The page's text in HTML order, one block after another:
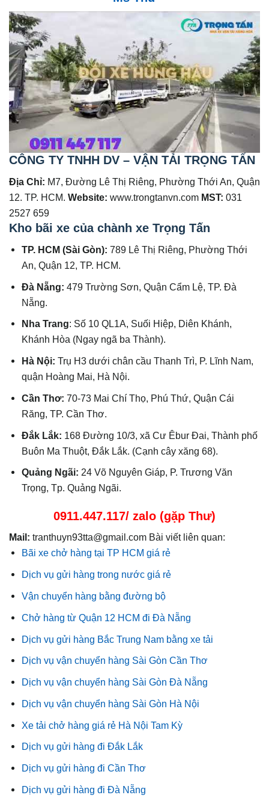
CÔNG TY TNHH DV – VẬN TẢI TRỌNG TẤN
Địa Chỉ: M7, Đường Lê Thị Riêng, Phường Thới An, Quận
12. TP. HCM. Website: www.trongtanvn.com MST: 031
2527 659
Kho bãi xe của chành xe Trọng Tấn
TP. HCM (Sài Gòn): 789 Lê Thị Riêng, Phường Thới
An, Quận 12, TP. HCM.
Đà Nẵng:479 Trường Sơn, Quận Cẩm Lệ, TP. Đà
Nẵng.
Nha Trang: Số 10 QL1A, Suối Hiệp, Diên Khánh,
Khánh Hòa (Ngay ngã ba Thành).
Hà Nội:Trụ H3 dưới chân cầu Thanh Trì, P. Lĩnh Nam,
quận Hoàng Mai, Hà Nội.
Cần Thơ:70-73 Mai Chí Thọ, Phú Thứ, Quận Cái
Răng, TP. Cần Thơ.
Đắk Lắk: 168 Đường 10/3, xã Cư Êbur Đai, Thành phố
Buôn Ma Thuột, Đắk Lắk. (Cạnh cây xăng 68).
Quảng Ngãi: 24 Võ Nguyên Giáp, P. Trương Văn
Trọng, Tp. Quảng Ngãi.
0911.447.117/ zalo (gặp Thư)
Mail: tranthuyn93tta@gmail.com Bài viết liên quan:
Bãi xe chở hàng tại TP HCM giá rẻ
Dịch vụ gửi hàng trong nước giá rẻ
Vận chuyển hàng bằng đường bộ
Chở hàng từ Quận 12 HCM đi Đà Nẵng
Dịch vụ gửi hàng Bắc Trung Nam bằng xe tải
Dịch vụ vận chuyển hàng Sài Gòn Cần Thơ
Dịch vụ vận chuyển hàng Sài Gòn Đà Nẵng
Dịch vụ vận chuyển hàng Sài Gòn Hà Nội
Xe tải chở hàng giá rẻ Hà Nội Tam Kỳ
Dịch vụ gửi hàng đi Đắk Lắk
Dịch vụ gửi hàng đi Cần Thơ
Dịch vụ gửi hàng đi Đà Nẵng